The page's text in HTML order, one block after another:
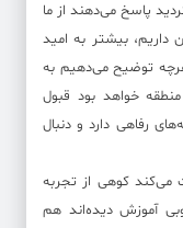
پاسخ می‌دهند از ما
بیشتر به امید
هرچه توضیح می‌دهیم به
خواهد بود قبول
رفاهی دارد و دنبال
می‌کند کوهی از تجربه
آموزش دیده‌اند هم